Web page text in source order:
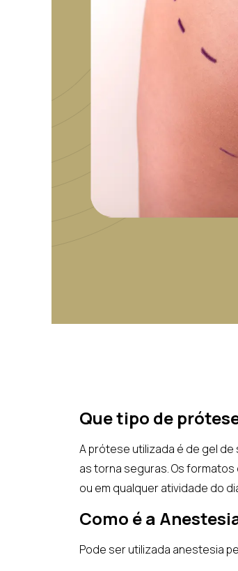
Que tipo de
A prótese utilizada é de gel
as torna seguras. Os
ou em qualquer atividade do
Como é a
Pode ser utilizada anestesia